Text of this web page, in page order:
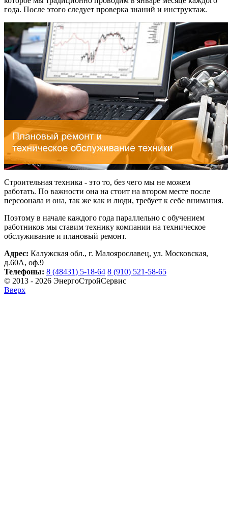
года. После этого следует проверка знаний и инструктаж.
Строительная техника - это то, без чего мы не можем
работать. По важности она на стоит на втором месте после
персоонала и она, так же как и люди, требует к себе внимания.
Поэтому в начале каждого года параллельно с обучением
работников мы ставим технику компании на техническое
обслуживание и плановый ремонт.
Адрес: Калужская обл., г. Малоярославец, ул. Московская,
д.60А, оф.9
Телефоны: 8 (48431) 5-18-64 8 (910) 521-58-65
© 2013 - 2026 ЭнергоСтройСервис
Вверх